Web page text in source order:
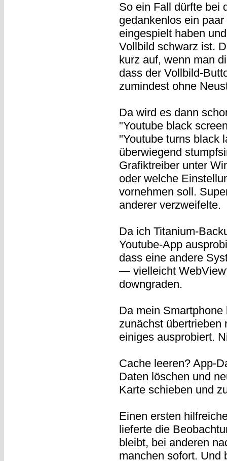
So ein Fall dürfte bei
gedankenlos ein
eingespielt haben
Vollbild schwarz ist.
kurz auf, wenn man
dass der Vollbild-
zumindest ohne
Da wird es dann
"Youtube black
"Youtube turns black
überwiegend
Grafiktreiber unter
oder welche
vornehmen soll.
anderer verzweifelte.
Da ich Titanium-
Youtube-App
dass eine andere
— vielleicht
downgraden.
Da mein
zunächst übertrieben
einiges ausprobiert.
Cache leeren? App-
Daten löschen und
Karte schieben und
Einen ersten
lieferte die
bleibt, bei anderen
manchen sofort. Und